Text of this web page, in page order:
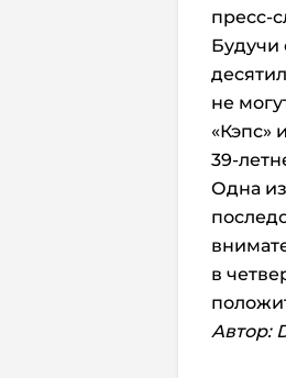
пресс-
Будучи
не
«Кэпс»
39-
Одна
в
Автор: